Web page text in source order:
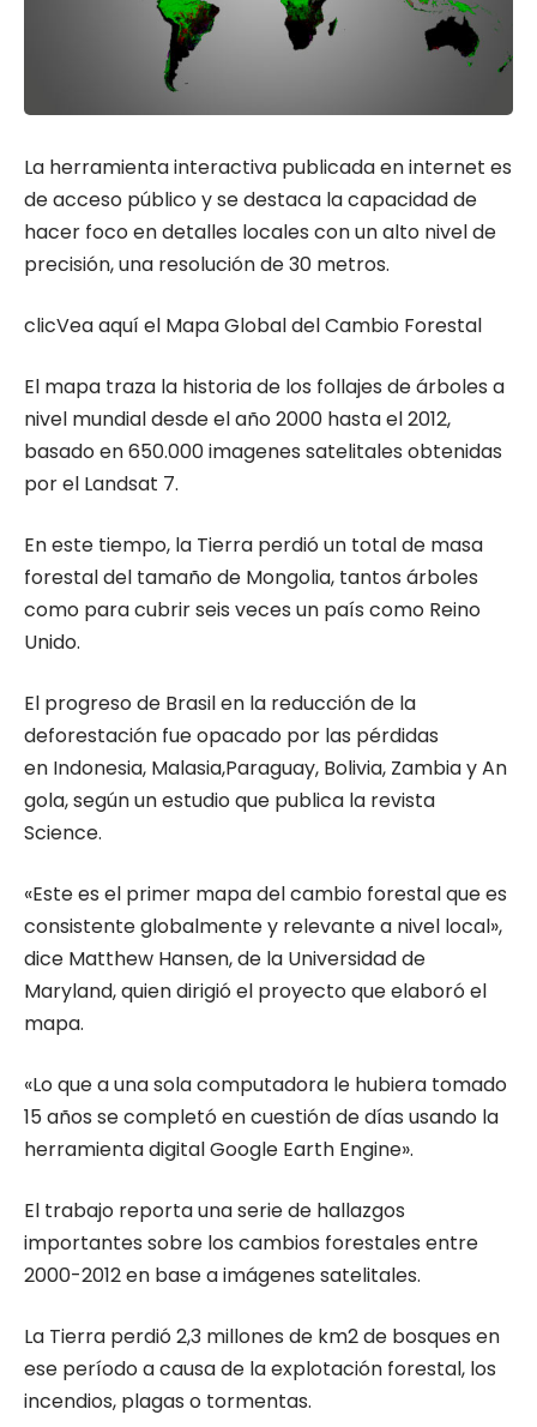
La herramienta interactiva publicada en internet es
de acceso público y se destaca la capacidad de
hacer foco en detalles locales con un alto nivel de
precisión, una resolución de 30 metros.
clicVea aquí el Mapa Global del Cambio Forestal
El mapa traza la historia de los follajes de árboles a
nivel mundial desde el año 2000 hasta el 2012,
basado en 650.000 imagenes satelitales obtenidas
por el Landsat 7.
En este tiempo, la Tierra perdió un total de masa
forestal del tamaño de Mongolia, tantos árboles
como para cubrir seis veces un país como Reino
Unido.
El progreso de Brasil en la reducción de la
deforestación fue opacado por las pérdidas
en Indonesia, Malasia,Paraguay, Bolivia, Zambia y An
gola, según un estudio que publica la revista
Science.
«Este es el primer mapa del cambio forestal que es
consistente globalmente y relevante a nivel local»,
dice Matthew Hansen, de la Universidad de
Maryland, quien dirigió el proyecto que elaboró el
mapa.
«Lo que a una sola computadora le hubiera tomado
15 años se completó en cuestión de días usando la
herramienta digital Google Earth Engine».
El trabajo reporta una serie de hallazgos
importantes sobre los cambios forestales entre
2000-2012 en base a imágenes satelitales.
La Tierra perdió 2,3 millones de km2 de bosques en
ese período a causa de la explotación forestal, los
incendios, plagas o tormentas.